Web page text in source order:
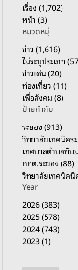
สำ
ห
รั
บ
:
เรื่อง (1,702)
หน้า (3)
หมวดหมู่
ข่าว (1,616)
ไม่ระบุประเภท
ข่าวเด่น (20)
ท่องเที่ยว (11)
เพื่อสังคม (8)
ป้ายกำกับ
ระยอง (913)
วิทยาลัยเทคนิคร
เทศบาลตำบลทับ
กกต.ระยอง (88)
วิทยาลัยเทคนิคนิ
Year
2026 (383)
2025 (578)
2024 (743)
2023 (1)